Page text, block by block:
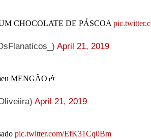
CHOCOLATE DE PÁSCOA
April 21, 2019
MENGÃO🎶
April 21, 2019
pic.twitter.com/EfK31Cq0Bm